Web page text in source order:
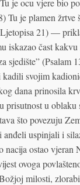
je ocu vjere bio
Tu je plamen žrtve
21) —
iskazao čast
sjedište” (Psalam
svojim
dana prinosila
prisutnost u oblaku
što povezuju
uspinjali i
ostao vjeran
ovoga
milosti,